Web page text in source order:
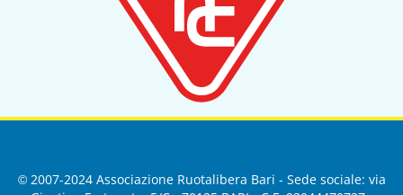
© 2007-2024 Associazione Ruotalibera Bari - Sede sociale: via